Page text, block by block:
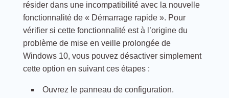
résider dans une incompatibilité avec la nouvelle
fonctionnalité de « Démarrage rapide ». Pour
vérifier si cette fonctionnalité est à l’origine du
problème de mise en veille prolongée de
Windows 10, vous pouvez désactiver simplement
cette option en suivant ces étapes :
Ouvrez le panneau de configuration.